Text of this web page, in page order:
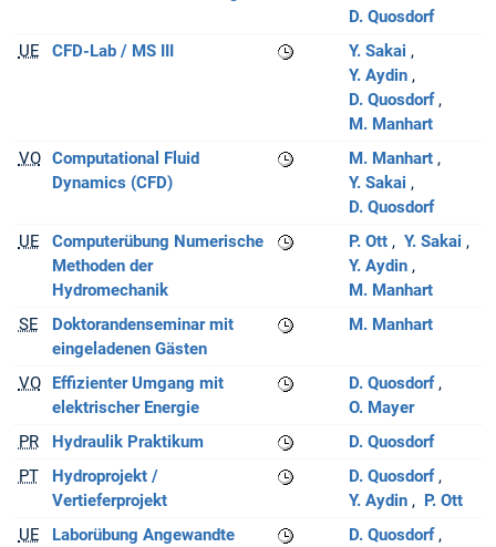
D. Quosdorf
UE
CFD-Lab / MS III
Y. Sakai
Y. Aydin
D. Quosdorf
M. Manhart
VO Computational Fluid
Dynamics (CFD)
M. Manhart
Y. Sakai
D. Quosdorf
UE
Computerübung Numerische
Methoden der
Hydromechanik
P. Ott
Y. Sakai
Y. Aydin
M. Manhart
SE
Doktorandenseminar mit
eingeladenen Gästen
M. Manhart
VO
Effizienter Umgang mit
elektrischer Energie
D. Quosdorf
O. Mayer
PR
Hydraulik Praktikum
D. Quosdorf
PT
Hydroprojekt /
Vertieferprojekt
D. Quosdorf
Y. Aydin
P. Ott
UE
Laborübung Angewandte
D. Quosdorf